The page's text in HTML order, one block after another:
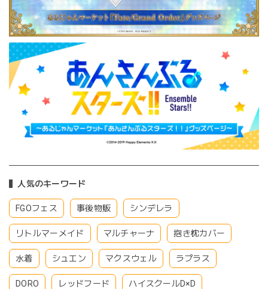
人気のキーワード
FGOフェス 事後物販 シンデレラ
リトルマーメイド マルチャーナ 抱き枕カバー
水着 シュエン マクスウェル ラプラス
DORO レッドフード ハイスクールD×D